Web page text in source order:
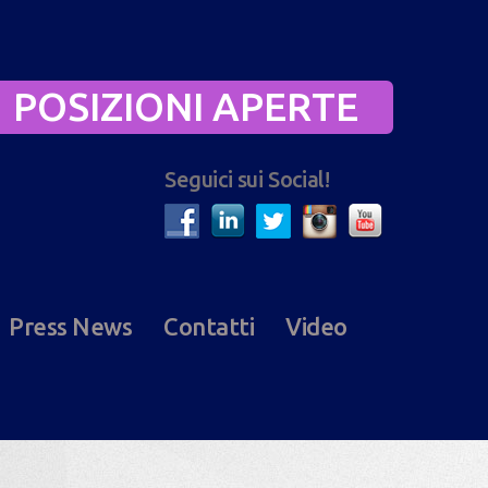
POSIZIONI APERTE
Seguici sui Social!
Press News Contatti Video